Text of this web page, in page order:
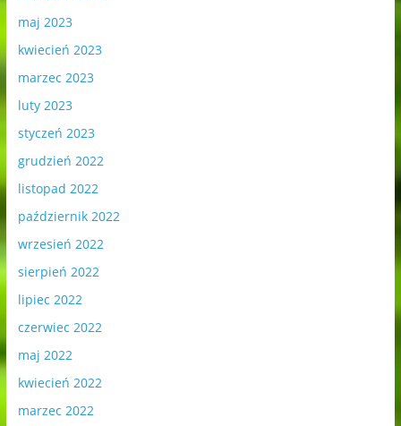
maj 2023
kwiecień 2023
marzec 2023
luty 2023
styczeń 2023
grudzień 2022
listopad 2022
październik 2022
wrzesień 2022
sierpień 2022
lipiec 2022
czerwiec 2022
maj 2022
kwiecień 2022
marzec 2022